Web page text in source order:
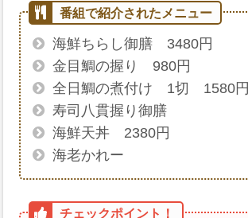
海鮮ちらし御膳 3480円
金目鯛の握り 980円
全日鯛の煮付け 1切 1580円
寿司八貫握り御膳
海鮮天丼 2380円
海老かれー